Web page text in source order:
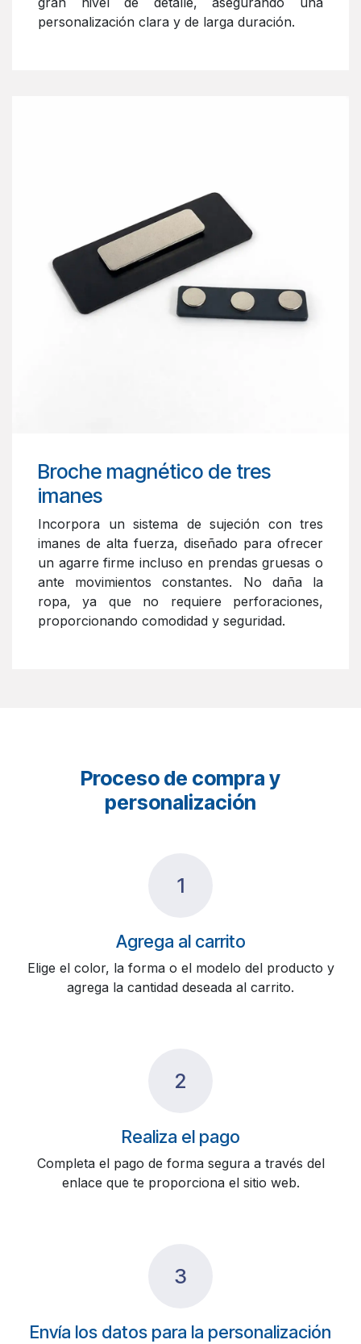
personalización clara y de larga duración.
Broche magnético de tres
imanes
Incorpora un sistema de sujeción con tres
imanes de alta fuerza, diseñado para ofrecer
un agarre firme incluso en prendas gruesas o
ante movimientos constantes. No daña la
ropa, ya que no requiere perforaciones,
proporcionando comodidad y seguridad.
Proceso de compra y
personalización
1
Agrega al carrito
Elige el color, la forma o el modelo del producto y
agrega la cantidad deseada al carrito.
2
Realiza el pago
Completa el pago de forma segura a través del
enlace que te proporciona el sitio web.
3
Envía los datos para la personalización